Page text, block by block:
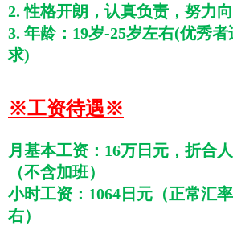
2. 性格开朗，认真负责，努力
3. 年龄：19岁-25岁左右(优秀
求)
※工资待遇※
月基本工资：16万日元，折合
（不含加班）
小时工资：1064日元（正常汇
右）